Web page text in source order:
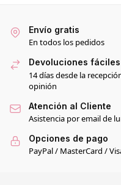
Envío gratis
En todos los pedidos
Devoluciones fáciles
14 días desde la
opinión
Atención al Cliente
Asistencia por email de
Opciones de pago
PayPal / MasterCard /